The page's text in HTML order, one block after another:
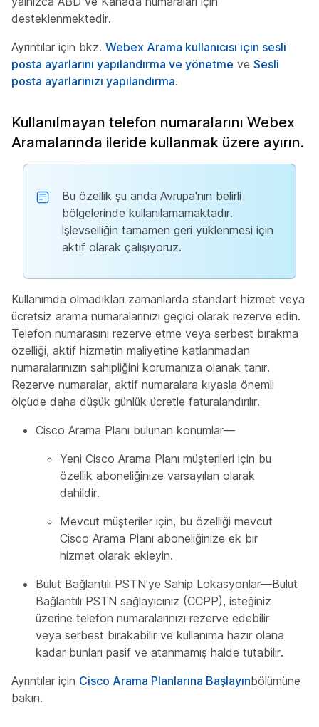
desteklenmektedir.
Ayrıntılar için bkz. Webex Arama kullanıcısı için sesli
posta ayarlarını yapılandırma ve yönetme ve Sesli
posta ayarlarınızı yapılandırma.
Kullanılmayan telefon numaralarını Webex
Aramalarında ileride kullanmak üzere ayırın.
Bu özellik şu anda Avrupa'nın belirli
bölgelerinde kullanılamamaktadır.
İşlevselliğin tamamen geri yüklenmesi için
aktif olarak çalışıyoruz.
Kullanımda olmadıkları zamanlarda standart hizmet veya
ücretsiz arama numaralarınızı geçici olarak rezerve edin.
Telefon numarasını rezerve etme veya serbest bırakma
özelliği, aktif hizmetin maliyetine katlanmadan
numaralarınızın sahipliğini korumanıza olanak tanır.
Rezerve numaralar, aktif numaralara kıyasla önemli
ölçüde daha düşük günlük ücretle faturalandırılır.
Cisco Arama Planı bulunan konumlar—
Yeni Cisco Arama Planı müşterileri için bu
özellik aboneliğinize varsayılan olarak
dahildir.
Mevcut müşteriler için, bu özelliği mevcut
Cisco Arama Planı aboneliğinize ek bir
hizmet olarak ekleyin.
Bulut Bağlantılı PSTN'ye Sahip Lokasyonlar—Bulut
Bağlantılı PSTN sağlayıcınız (CCPP), isteğiniz
üzerine telefon numaralarınızı rezerve edebilir
veya serbest bırakabilir ve kullanıma hazır olana
kadar bunları pasif ve atanmamış halde tutabilir.
Ayrıntılar için Cisco Arama Planlarına Başlayınbölümüne
bakın.